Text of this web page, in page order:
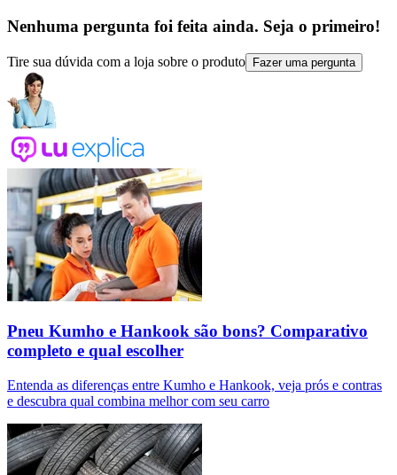
Nenhuma pergunta foi feita ainda. Seja o primeiro!
Tire sua dúvida com a loja sobre o produto Fazer uma pergunta
Pneu Kumho e Hankook são bons? Comparativo
completo e qual escolher
Entenda as diferenças entre Kumho e Hankook, veja prós e contras
e descubra qual combina melhor com seu carro